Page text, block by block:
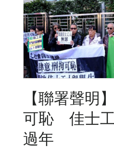
【聯署聲明
可恥 佳士
過年